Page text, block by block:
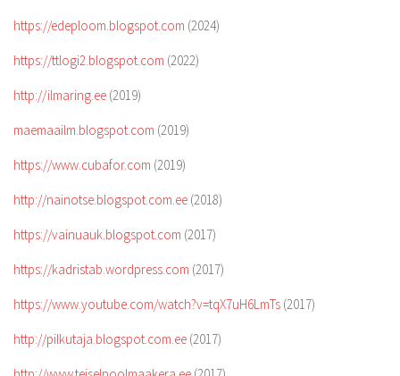
https://edeploom.blogspot.com (2024)
https://ttlogi2.blogspot.com (2022)
http://ilmaring.ee (2019)
maemaailm.blogspot.com (2019)
https://www.cubafor.com (2019)
http://nainotse.blogspot.com.ee (2018)
https://vainuauk.blogspot.com (2017)
https://kadristab.wordpress.com (2017)
https://www.youtube.com/watch?v=tqX7uH6LmTs (2017)
http://pilkutaja.blogspot.com.ee (2017)